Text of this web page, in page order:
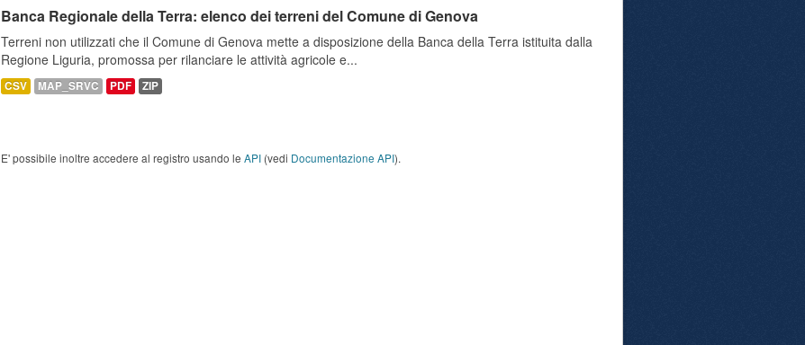
Banca Regionale della Terra: elenco dei terreni del Comune di Genova
Terreni non utilizzati che il Comune di Genova mette a disposizione della Banca della Terra istituita dalla
Regione Liguria, promossa per rilanciare le attività agricole e...
CSV MAP_SRVC PDF ZIP
E' possibile inoltre accedere al registro usando le API (vedi Documentazione API).